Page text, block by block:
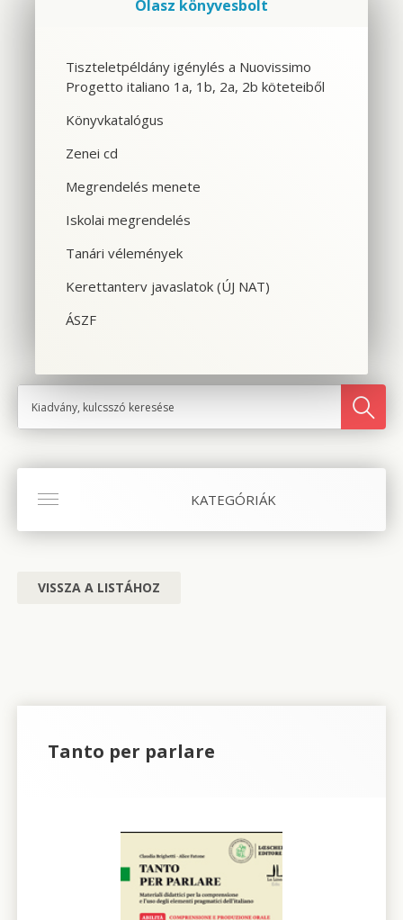
CSOPORTOS NYELVTANFOLYAM
SPANYOL TANFOLYAM OLASZOSOKNAK
CILS NYELVVIZSGA
SZINTFELMÉRÉS
KATEGÓRIÁK
VISSZA A LISTÁHOZ
Tanto per parlare
Olasz könyvesbolt
Tiszteletpéldány igénylés a Nuovissimo
Progetto italiano 1a, 1b, 2a, 2b köteteiből
Könyvkatalógus
Zenei cd
Megrendelés menete
Iskolai megrendelés
Tanári vélemények
Kerettanterv javaslatok (ÚJ NAT)
ÁSZF